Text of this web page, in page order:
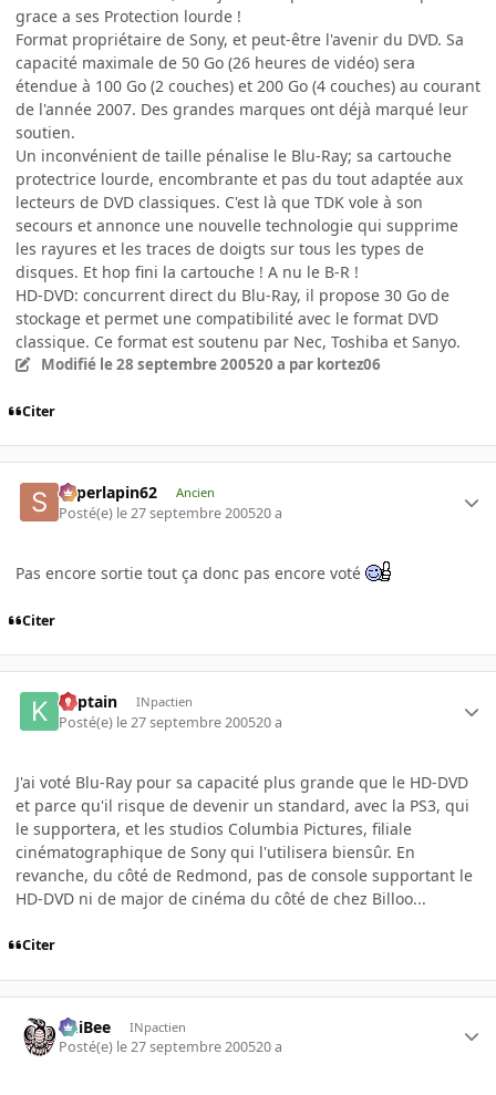
grace a ses Protection lourde !
Format propriétaire de Sony, et peut-être l'avenir du DVD. Sa
capacité maximale de 50 Go (26 heures de vidéo) sera
étendue à 100 Go (2 couches) et 200 Go (4 couches) au courant
de l'année 2007. Des grandes marques ont déjà marqué leur
soutien.
Un inconvénient de taille pénalise le Blu-Ray; sa cartouche
protectrice lourde, encombrante et pas du tout adaptée aux
lecteurs de DVD classiques. C'est là que TDK vole à son
secours et annonce une nouvelle technologie qui supprime
les rayures et les traces de doigts sur tous les types de
disques. Et hop fini la cartouche ! A nu le B-R !
HD-DVD: concurrent direct du Blu-Ray, il propose 30 Go de
stockage et permet une compatibilité avec le format DVD
classique. Ce format est soutenu par Nec, Toshiba et Sanyo.
Modifié le 28 septembre 200520 a par kortez06
Citer
superlapin62 Ancien
Posté(e) le 27 septembre 200520 a
Pas encore sortie tout ça donc pas encore voté
Citer
Kaptain INpactien
Posté(e) le 27 septembre 200520 a
J'ai voté Blu-Ray pour sa capacité plus grande que le HD-DVD
et parce qu'il risque de devenir un standard, avec la PS3, qui
le supportera, et les studios Columbia Pictures, filiale
cinématographique de Sony qui l'utilisera biensûr. En
revanche, du côté de Redmond, pas de console supportant le
HD-DVD ni de major de cinéma du côté de chez Billoo...
Citer
PhiBee INpactien
Posté(e) le 27 septembre 200520 a